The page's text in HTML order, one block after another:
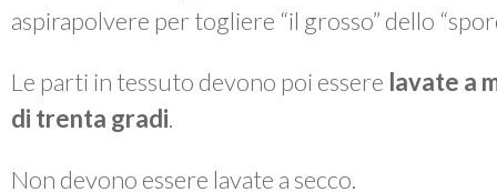
aspirapolvere per togliere “il grosso” dello
Le parti in tessuto devono poi essere lavate a
di trenta gradi.
Non devono essere lavate a secco.